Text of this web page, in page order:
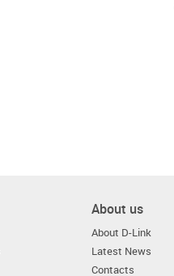
About us
About D-Link
Latest News
Contacts